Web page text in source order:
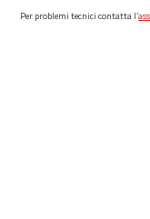
Per problemi tecnici contatta l’